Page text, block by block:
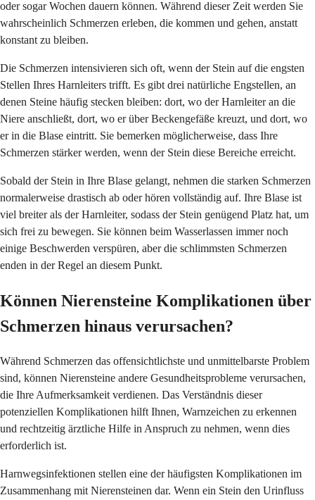
oder sogar Wochen dauern können. Während dieser Zeit werden Sie
wahrscheinlich Schmerzen erleben, die kommen und gehen, anstatt
konstant zu bleiben.
Die Schmerzen intensivieren sich oft, wenn der Stein auf die engsten
Stellen Ihres Harnleiters trifft. Es gibt drei natürliche Engstellen, an
denen Steine häufig stecken bleiben: dort, wo der Harnleiter an die
Niere anschließt, dort, wo er über Beckengefäße kreuzt, und dort, wo
er in die Blase eintritt. Sie bemerken möglicherweise, dass Ihre
Schmerzen stärker werden, wenn der Stein diese Bereiche erreicht.
Sobald der Stein in Ihre Blase gelangt, nehmen die starken Schmerzen
normalerweise drastisch ab oder hören vollständig auf. Ihre Blase ist
viel breiter als der Harnleiter, sodass der Stein genügend Platz hat, um
sich frei zu bewegen. Sie können beim Wasserlassen immer noch
einige Beschwerden verspüren, aber die schlimmsten Schmerzen
enden in der Regel an diesem Punkt.
Können Nierensteine Komplikationen über
Schmerzen hinaus verursachen?
Während Schmerzen das offensichtlichste und unmittelbarste Problem
sind, können Nierensteine andere Gesundheitsprobleme verursachen,
die Ihre Aufmerksamkeit verdienen. Das Verständnis dieser
potenziellen Komplikationen hilft Ihnen, Warnzeichen zu erkennen
und rechtzeitig ärztliche Hilfe in Anspruch zu nehmen, wenn dies
erforderlich ist.
Harnwegsinfektionen stellen eine der häufigsten Komplikationen im
Zusammenhang mit Nierensteinen dar. Wenn ein Stein den Urinfluss